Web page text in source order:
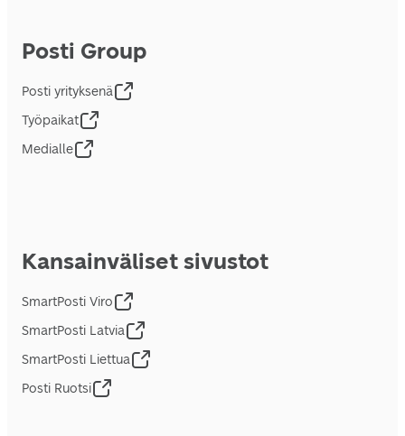
Posti Group
Posti yrityksenä
Työpaikat
Medialle
Kansainväliset sivustot
SmartPosti Viro
SmartPosti Latvia
SmartPosti Liettua
Posti Ruotsi